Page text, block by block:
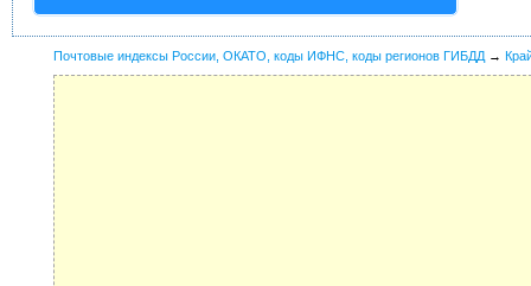
Почтовые индексы России, ОКАТО, коды ИФНС, коды регионов ГИБДД →